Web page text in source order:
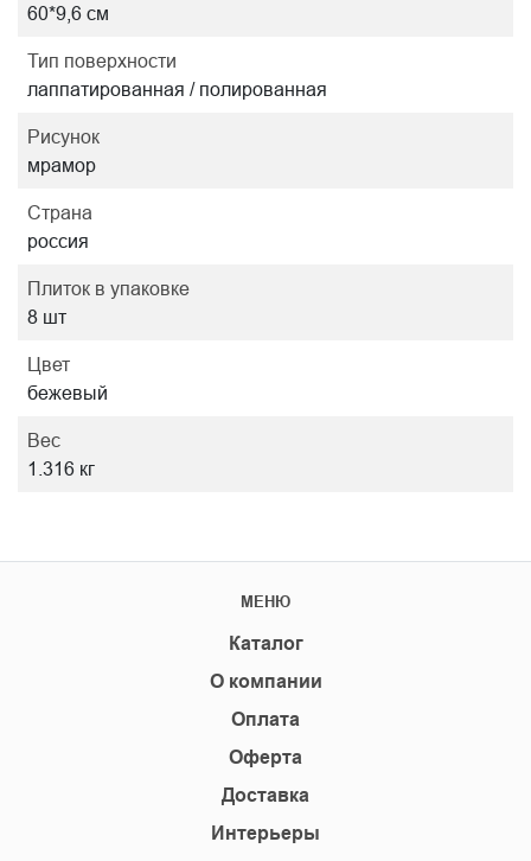
60*9,6 см
Тип поверхности
лаппатированная / полированная
Рисунок
мрамор
Страна
россия
Плиток в упаковке
8 шт
Цвет
бежевый
Вес
1.316 кг
МЕНЮ
Каталог
О компании
Оплата
Оферта
Доставка
Интерьеры